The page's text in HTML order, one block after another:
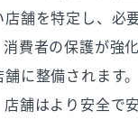
舗を特定し、必
消費者の保護が強
に整備されます
舗はより安全で